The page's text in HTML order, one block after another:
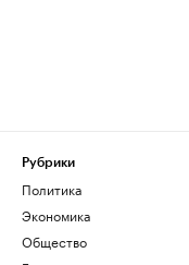
Рубрики
Политика
Экономика
Общество